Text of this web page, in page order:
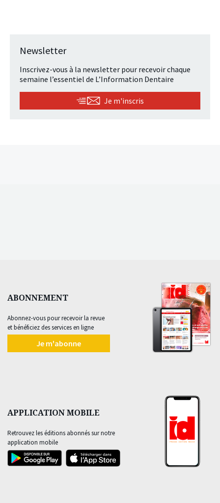
Newsletter
Inscrivez-vous à la newsletter pour recevoir chaque
semaine l’essentiel de L’Information Dentaire
Je m'inscris
ABONNEMENT
Abonnez-vous pour recevoir la revue
et bénéficiez des services en ligne
Je m'abonne
APPLICATION MOBILE
Retrouvez les éditions abonnés sur notre
application mobile